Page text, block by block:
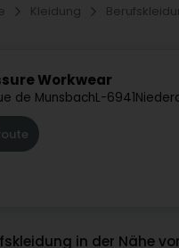
Kleidung
Workwear
de MunsbachL-6941
in der Nähe